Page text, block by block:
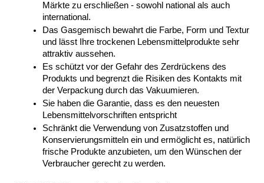
Märkte zu erschließen - sowohl national als auch
international.
Das Gasgemisch bewahrt die Farbe, Form und Textur
und lässt Ihre trockenen Lebensmittelprodukte sehr
attraktiv aussehen.
Es schützt vor der Gefahr des Zerdrückens des
Produkts und begrenzt die Risiken des Kontakts mit
der Verpackung durch das Vakuumieren.
Sie haben die Garantie, dass es den neuesten
Lebensmittelvorschriften entspricht
Schränkt die Verwendung von Zusatzstoffen und
Konservierungsmitteln ein und ermöglicht es, natürlich
frische Produkte anzubieten, um den Wünschen der
Verbraucher gerecht zu werden.